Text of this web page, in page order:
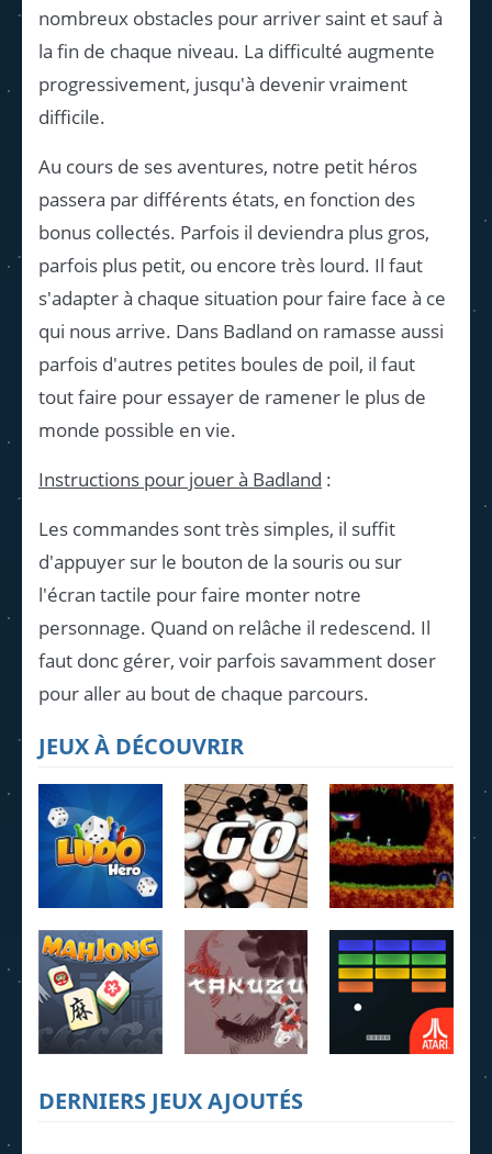
nombreux obstacles pour arriver saint et sauf à
la fin de chaque niveau. La difficulté augmente
progressivement, jusqu'à devenir vraiment
difficile.
Au cours de ses aventures, notre petit héros
passera par différents états, en fonction des
bonus collectés. Parfois il deviendra plus gros,
parfois plus petit, ou encore très lourd. Il faut
s'adapter à chaque situation pour faire face à ce
qui nous arrive. Dans Badland on ramasse aussi
parfois d'autres petites boules de poil, il faut
tout faire pour essayer de ramener le plus de
monde possible en vie.
Instructions pour jouer à Badland :
Les commandes sont très simples, il suffit
d'appuyer sur le bouton de la souris ou sur
l'écran tactile pour faire monter notre
personnage. Quand on relâche il redescend. Il
faut donc gérer, voir parfois savamment doser
pour aller au bout de chaque parcours.
JEUX À DÉCOUVRIR
Ludo Hero
4.22K
Jeu de Go
3.95K
Lemmings
4.07K
MahJong Daily Takuzu
DERNIERS JEUX AJOUTÉS